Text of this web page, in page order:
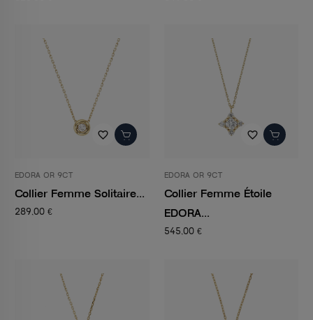
favorite_border
EDORA OR 9CT
Collier Femme Solitaire...
289,00 €
favorite_border
EDORA OR 9CT
Collier Femme Étoile
EDORA...
545,00 €